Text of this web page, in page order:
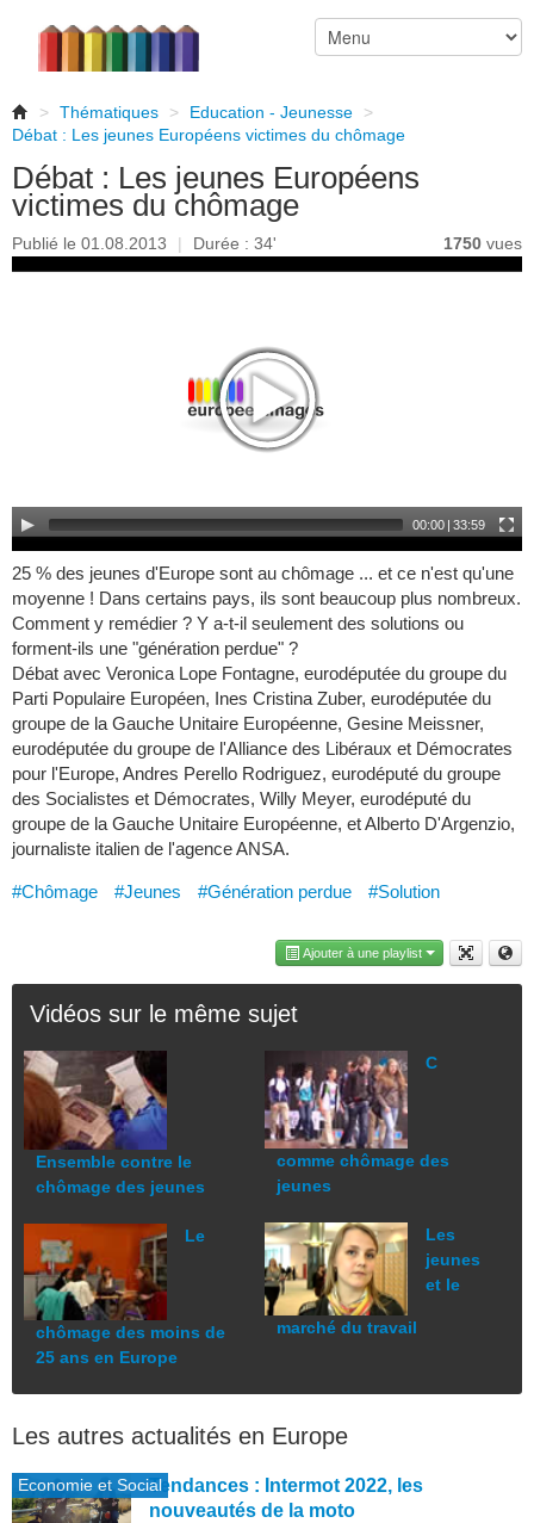
> Thématiques > Education - Jeunesse
>
Débat : Les jeunes Européens victimes du chômage
Débat : Les jeunes Européens
victimes du chômage
Publié le 01.08.2013 | Durée : 34' 1750 vues
00:00 | 33:59
25 % des jeunes d'Europe sont au chômage ... et ce n'est qu'une
moyenne ! Dans certains pays, ils sont beaucoup plus nombreux.
Comment y remédier ? Y a-t-il seulement des solutions ou
forment-ils une "génération perdue" ?
Débat avec Veronica Lope Fontagne, eurodéputée du groupe du
Parti Populaire Européen, Ines Cristina Zuber, eurodéputée du
groupe de la Gauche Unitaire Européenne, Gesine Meissner,
eurodéputée du groupe de l'Alliance des Libéraux et Démocrates
pour l'Europe, Andres Perello Rodriguez, eurodéputé du groupe
des Socialistes et Démocrates, Willy Meyer, eurodéputé du
groupe de la Gauche Unitaire Européenne, et Alberto D'Argenzio,
journaliste italien de l'agence ANSA.
#Chômage #Jeunes #Génération perdue #Solution
Ajouter à une playlist
Vidéos sur le même sujet
Ensemble contre le
chômage des jeunes
Le
chômage des moins de
25 ans en Europe
C
comme chômage des
jeunes
Les
jeunes
et le
marché du travail
Les autres actualités en Europe
Economie et SocialTendances : Intermot 2022, les
nouveautés de la moto